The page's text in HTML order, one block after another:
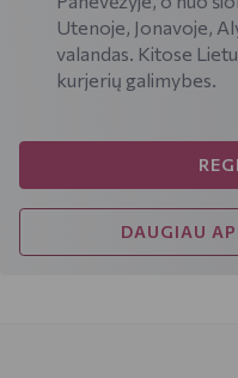
Utenoje, Jonavoje,
valandas. Kitose
kurjerių galimybes.
DAUGIAU